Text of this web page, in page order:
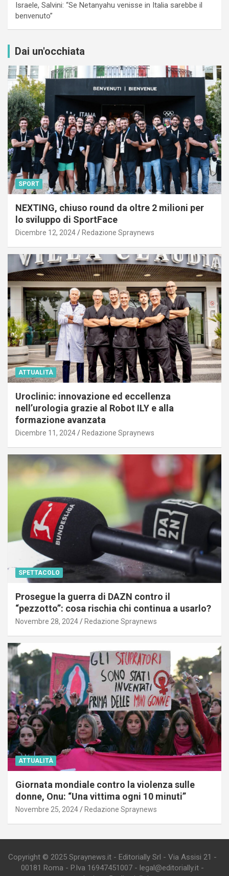
Israele, Salvini: “Se Netanyahu venisse in Italia sarebbe il
benvenuto”
Dai un'occhiata
SPORT
NEXTING, chiuso round da oltre 2 milioni per
lo sviluppo di SportFace
Dicembre 12, 2024 Redazione Spraynews
ATTUALITÀ
Uroclinic: innovazione ed eccellenza
nell’urologia grazie al Robot ILY e alla
formazione avanzata
Dicembre 11, 2024 Redazione Spraynews
SPETTACOLO
Prosegue la guerra di DAZN contro il
“pezzotto”: cosa rischia chi continua a usarlo?
Novembre 28, 2024 Redazione Spraynews
ATTUALITÀ
Giornata mondiale contro la violenza sulle
donne, Onu: “Una vittima ogni 10 minuti”
Novembre 25, 2024 Redazione Spraynews
Copyright © 2025 Spraynews.it - Editorially Srl - Via Assisi 21 -
00181 Roma - P.Iva 16947451007 - legal@editorially.it -